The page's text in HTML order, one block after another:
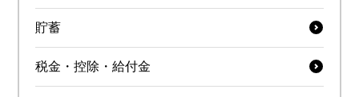
貯蓄
税金・控除・給付金